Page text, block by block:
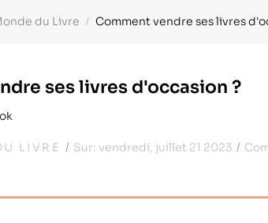
du Livre Comment vendre ses livres
ses livres d'occasion ?
LIVRE Sur: vendredi, juillet 21 2023